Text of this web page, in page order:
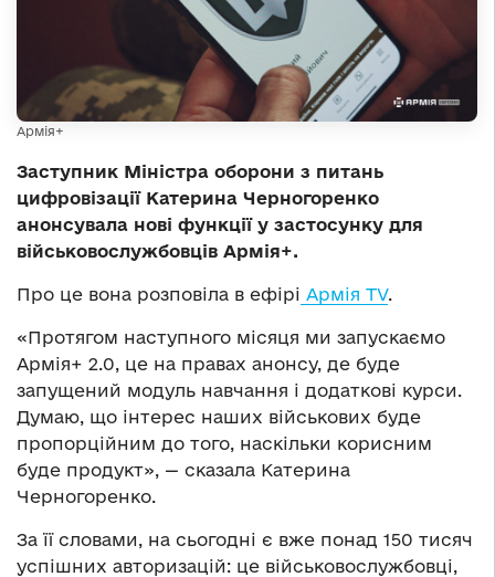
Армія+
Заступник Міністра оборони з питань
цифровізації Катерина Черногоренко
анонсувала нові функції у застосунку для
військовослужбовців Армія+.
Про це вона розповіла в ефірі Армія TV.
«Протягом наступного місяця ми запускаємо
Армія+ 2.0, це на правах анонсу, де буде
запущений модуль навчання і додаткові курси.
Думаю, що інтерес наших військових буде
пропорційним до того, наскільки корисним
буде продукт», — сказала Катерина
Черногоренко.
За її словами, на сьогодні є вже понад 150 тисяч
успішних авторизацій: це військовослужбовці,